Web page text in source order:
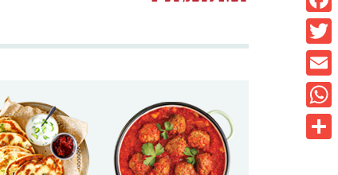
Facebook
Twitter
Email
WhatsApp